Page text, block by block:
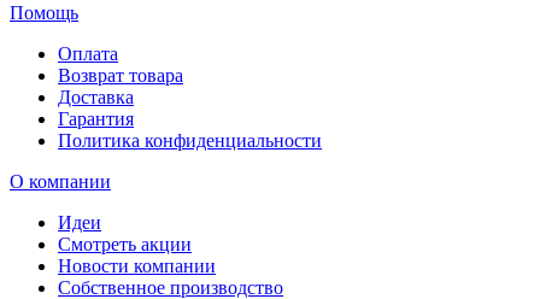
Помощь
Оплата
Возврат товара
Доставка
Гарантия
Политика конфиденциальности
О компании
Идеи
Смотреть акции
Новости компании
Собственное производство